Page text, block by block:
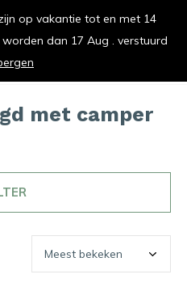
keuken op
met camper
op vakantie tot en met 14
dan 17 Aug . verstuurd